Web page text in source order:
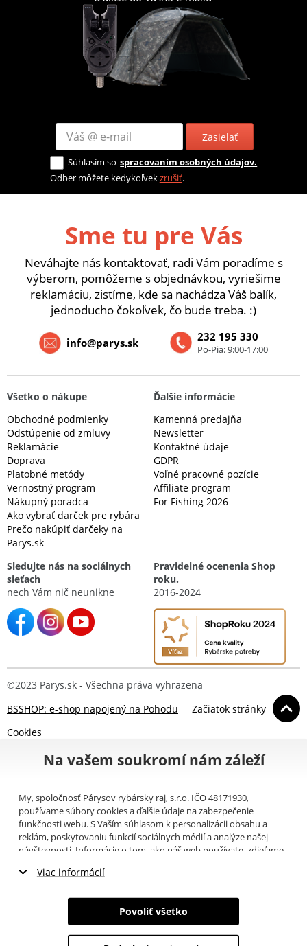
Zasielať
Súhlasím so spracovaním osobných údajov.
Odber môžete kedykoľvekzrušiť.
Sme tu pre Vás
Neváhajte nás kontaktovať, radi Vám poradíme s
výberom, pomôžeme s objednávkou, vyriešime
reklamáciu, zistíme, kde sa nachádza Váš balík,
jednoducho čokoľvek, čo bude treba. :)
232 195 330
Po-Pia: 9:00-17:00
info@parys.sk
Všetko o nákupe
Obchodné podmienky
Odstúpenie od zmluvy
Reklamácie
Doprava
Platobné metódy
Vernostný program
Nákupný poradca
Ako vybrať darček pre rybára
Prečo nakúpiť darčeky na
Parys.sk
Ďalšie informácie
Kamenná predajňa
Newsletter
Kontaktné údaje
GDPR
Voľné pracovné pozície
Affiliate program
For Fishing 2026
Sledujte nás na sociálnych
sieťach
nech Vám nič neunikne
Pravidelné ocenenia Shop
roku.
2016-2024
©2023 Parys.sk - Všechna práva vyhrazena
BSSHOP: e-shop napojený na Pohodu
Začiatok stránky
Cookies
Na vašem soukromí nám záleží
My, spoločnosť Párysov rybársky raj, s.r.o. IČO 48171930,
používame súbory cookies a ďalšie údaje na zabezpečenie
funkčnosti webu. S Vaším súhlasom k personalizácii obsahu a
reklám, poskytovaniu funkcií sociálnych médií a analýze našej
návštevnosti. Informácie o tom, ako náš web používate, zdieľame
(napríklad Google).Tu
informáciami, ktoré ste im poskytli alebo ktoré získali v dôsledku
toho, že používate ich služby. Tieto údaje zahŕňajú cookies, dáta z
ďalších úložísk, IP adresu a ďalšie informácie spojené s prezeraním
Viac informácií
Nevyhnutné cookies
Marketingové cookies
Povoliť všetko